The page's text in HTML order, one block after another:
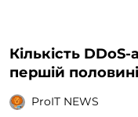
Кількість
першій
ProIT NEWS